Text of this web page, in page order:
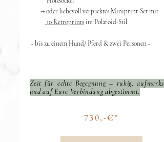
→ oder liebevoll verpacktes Miniprint-Set mit
10 Retroprintsim Polaroid-Stil
- bis zu einem Hund/ Pferd & zwei Personen - ​​
Zeit für echte Begegnung – ruhig,
und auf Eure Verbindung abgestimmt.
730,-€*